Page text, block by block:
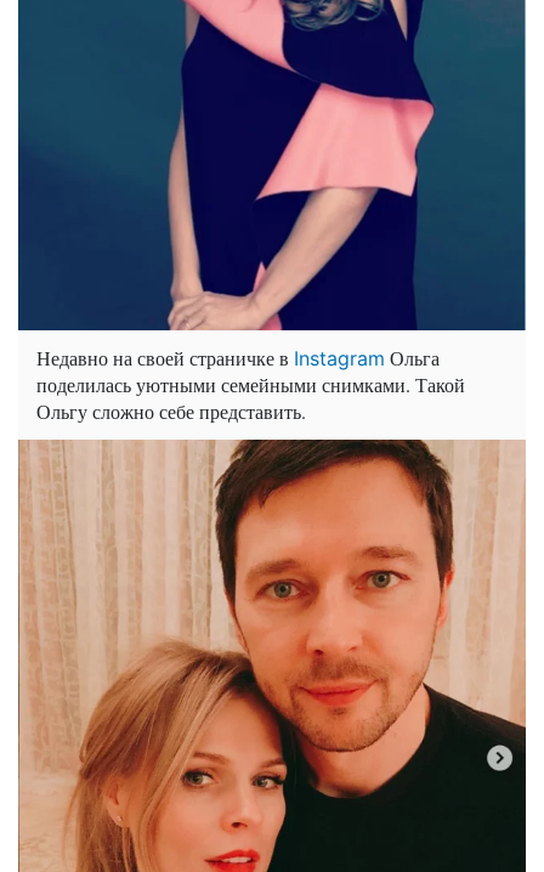
Недавно на своей страничке в Instagram Ольга
поделилась уютными семейными снимками. Такой
Ольгу сложно себе представить.